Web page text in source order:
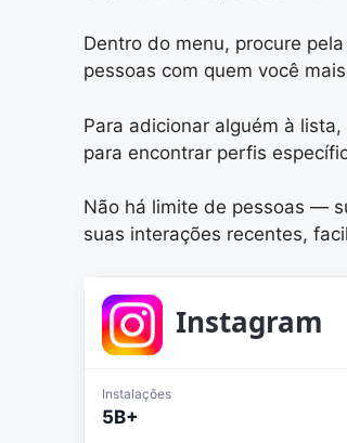
Dentro do menu, procure
pessoas com quem você
Para adicionar alguém à
para encontrar perfis
Não há limite de pessoas —
suas interações recentes,
Instagram
Instalações
5B+